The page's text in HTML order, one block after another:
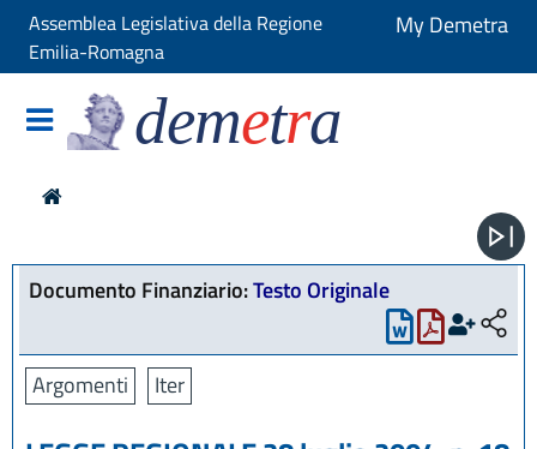
Assemblea Legislativa della Regione
Emilia-Romagna
My Demetra
demetra
Documento Finanziario:Testo Originale
Argomenti Iter